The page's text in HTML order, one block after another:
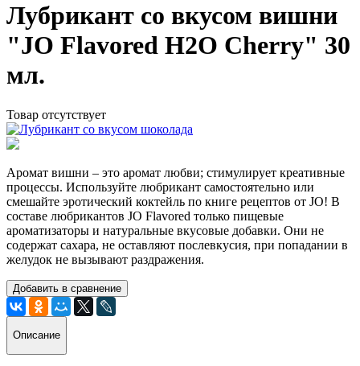
Лубрикант со вкусом вишни
"JO Flavored Н2О Cherry" 30
мл.
Товар отсутствует
Аромат вишни – это аромат любви; стимулирует креативные
процессы. Используйте любрикант самостоятельно или
смешайте эротический коктейль по книге рецептов от JO! В
составе любрикантов JO Flavored только пищевые
ароматизаторы и натуральные вкусовые добавки. Они не
содержат сахара, не оставляют послевкусия, при попадании в
желудок не вызывают раздражения.
Добавить в сравнение
Описание